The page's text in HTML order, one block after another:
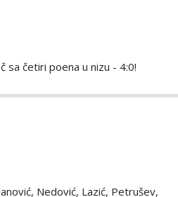
sa četiri poena u nizu - 4:0!
Nedović, Lazić, Petrušev,